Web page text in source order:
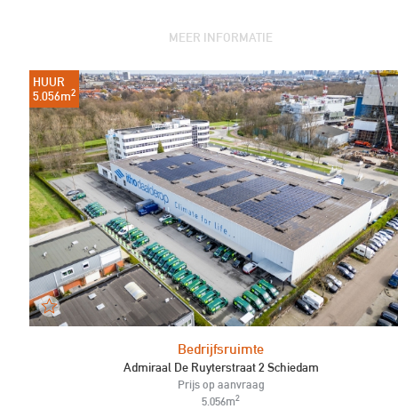
MEER INFORMATIE
HUUR
5.056m2
Bedrijfsruimte
Admiraal De Ruyterstraat 2 Schiedam
Prijs op aanvraag
5.056m2